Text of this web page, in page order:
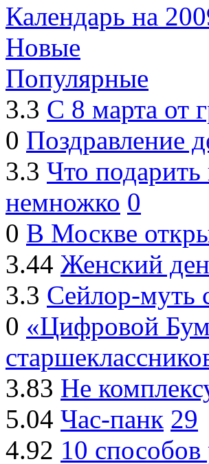
Календарь на
Новые
Популярные
3.3 С 8 марта от
0 Поздравление
3.3 Что
немножко 0
0 В Москве
3.44 Женский
3.3 Сейлор-муть
0 «Цифровой
3.83 Не
5.04 Час-панк 29
4.92 10